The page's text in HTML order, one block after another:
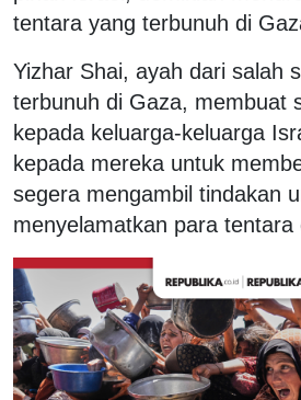
tentara yang terbunuh di
Yizhar Shai, ayah dari salah
terbunuh di Gaza, membuat
kepada keluarga-keluarga
kepada mereka untuk
segera mengambil tindakan
menyelamatkan para tentara